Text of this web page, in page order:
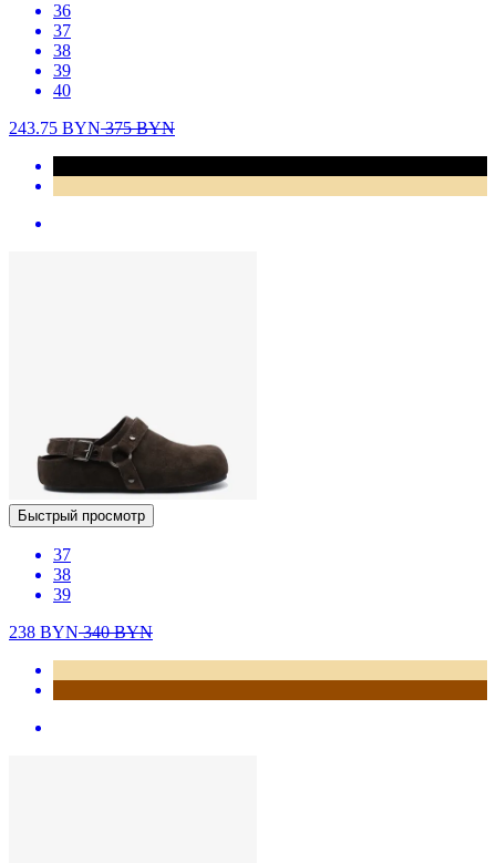
36
37
38
39
40
243.75 BYN375BYN
Быстрый просмотр
37
38
39
238 BYN340BYN